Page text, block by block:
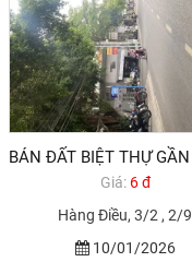
Giá: 6 đ
Hàng Điều, 3/2 , 2/9
10/01/2026